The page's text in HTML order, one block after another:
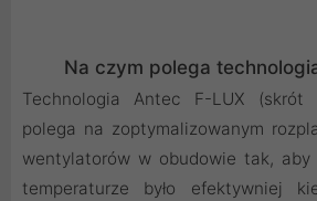
Na czym polega
Technologia Antec F-LUX (skrót
polega na zoptymalizowanym
wentylatorów w obudowie tak,
temperaturze było efektywniej